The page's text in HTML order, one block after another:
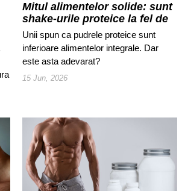
Mitul alimentelor solide: sunt
shake-urile proteice la fel de
bune?
Unii spun ca pudrele proteice sunt
inferioare alimentelor integrale. Dar
este asta adevarat?
15 Jun, 2026